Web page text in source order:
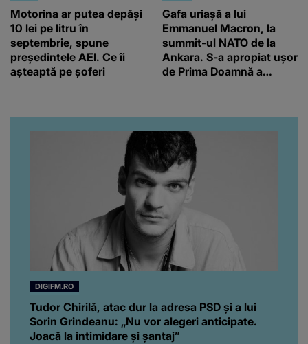
Motorina ar putea depăși
10 lei pe litru în
septembrie, spune
președintele AEI. Ce îi
așteaptă pe șoferi
Gafa uriașă a lui
Emmanuel Macron, la
summit-ul NATO de la
Ankara. S-a apropiat ușor
de Prima Doamnă a
înconjurul presei
DIGIFM.RO
Tudor Chirilă, atac dur la adresa PSD și a lui
Sorin Grindeanu: „Nu vor alegeri anticipate.
Joacă la intimidare și șantaj”